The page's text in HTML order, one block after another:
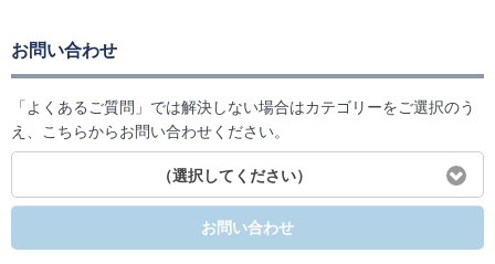
お問い合わせ
「よくあるご質問」では解決しない場合はカテゴリーをご選択のう
え、こちらからお問い合わせください。
（選択してください）
お問い合わせ